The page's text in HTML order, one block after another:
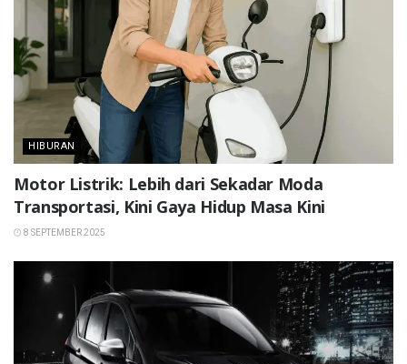
HIBURAN
Motor Listrik: Lebih dari Sekadar Moda
Transportasi, Kini Gaya Hidup Masa Kini
8 SEPTEMBER 2025